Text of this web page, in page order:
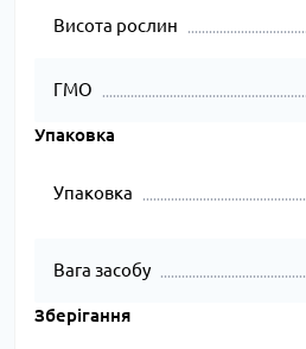
Висота рослин
ГМО
Упаковка
Упаковка
Вага засобу
Зберігання